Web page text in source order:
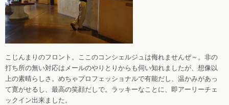
こじんまりのフロント。ここのコンシェルジュは侮れませんぜ～。非の
打ち所の無い対応はメールのやりとりからも伺い知れましたが、想像以
上の素晴らしさ。めちゃプロフェッショナルで有能だし、温かみがあっ
て寛がせるし、最高の笑顔だしで。ラッキーなことに、即アーリーチェ
ックイン出来ました。